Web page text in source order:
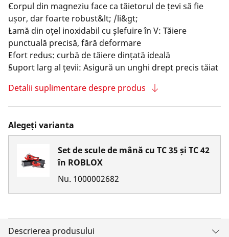
Corpul din magneziu face ca tăietorul de țevi să fie
ușor, dar foarte robust&lt; /li&gt;
Lamă din oțel inoxidabil cu șlefuire în V: Tăiere
punctuală precisă, fără deformare
Efort redus: curbă de tăiere dințată ideală
Suport larg al țevii: Asigură un unghi drept precis tăiat
Detalii suplimentare despre produs
Alegeți varianta
Set de scule de mână cu TC 35 și TC 42
în ROBLOX
Nu. 1000002682
Descrierea produsului